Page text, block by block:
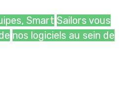
Smart Sailors vous
nos logiciels au sein de